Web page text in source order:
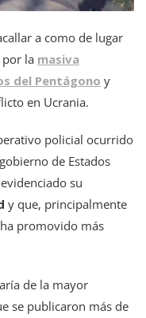
a como de lugar
la masiva
del Pentágono y
en Ucrania.
policial ocurrido
de Estados
su
y que, principalmente
promovido más
de la mayor
se publicaron más de